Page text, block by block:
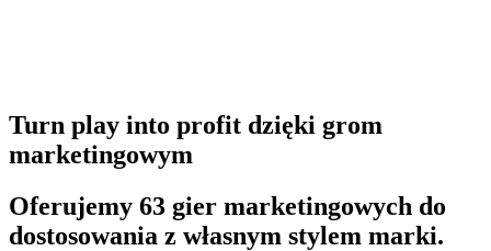
Turn play into profit dzięki grom
marketingowym
Oferujemy 63 gier marketingowych do
dostosowania z własnym stylem marki.